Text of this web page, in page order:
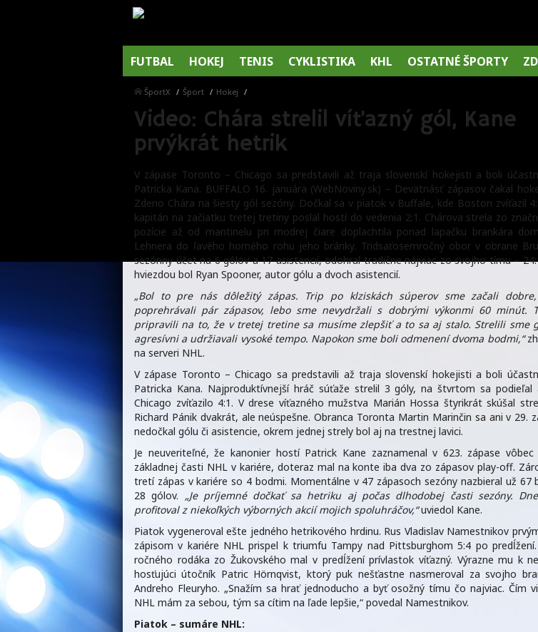
FUTBAL HOKEJ TENIS CYKLISTIKA KHL OSTATNÉ ŠPORTY
ŠportX Šport Hokej
Video: Chára strelil víťazný gól, Kane
prvýkrát hetrik
V zápase Toronto – Chicago sa predstavili až traja slovenskí hokejisti a boli
Patricka Kana. BUFFALO 16. januára (WebNoviny.sk) – Devätnásť zápasov čakal
Zdeno Chára na šiesty gól sezóny. Dočkal sa v piatok v Buffale, kde Boston zvíťazil
kapitán na začiatku tretej tretiny poslal hostí do vedenia 2:1. Chárova strela zo
pozície až od mantinelu pri modrej čiare doplachtila ponad lapačku brankára
Lehnera do ľavého horného rohu jeho bránky. Tridsaťosemročný obor v obrane
sezónny účet na 6 gólov a 17 asistencií, odohral tradične najviac zo svojho tímu –
hviezdou bol Ryan Spooner, autor gólu a dvoch asistencií.
„Bol to pre nás dôležitý zápas. Trip po klziskách súperov sme začali
poprehrávali pár zápasov, lebo sme nevydržali s dobrými výkonmi 60 minút.
pripravili na to, že v tretej tretine sa musíme zlepšiť a to sa aj stalo. Strelili sme
agresívni a udržiavali vysoké tempo. Napokon sme boli odmenení dvoma bodmi,“
na serveri NHL.
V zápase Toronto – Chicago sa predstavili až traja slovenskí hokejisti a boli
Patricka Kana. Najproduktívnejší hráč súťaže strelil 3 góly, na štvrtom sa podieľal
Chicago zvíťazilo 4:1. V drese víťazného mužstva Marián Hossa štyrikrát skúšal
Richard Pánik dvakrát, ale neúspešne. Obranca Toronta Martin Marinčin sa ani v 29.
nedočkal gólu či asistencie, okrem jednej strely bol aj na trestnej lavici.
Je neuveriteľné, že kanonier hostí Patrick Kane zaznamenal v 623. zápase
základnej časti NHL v kariére, doteraz mal na konte iba dva zo zápasov play-off.
tretí zápas v kariére so 4 bodmi. Momentálne v 47 zápasoch sezóny nazbieral už 67
28 gólov. „Je príjemné dočkať sa hetriku aj počas dlhodobej časti sezóny.
profitoval z niekoľkých výborných akcií mojich spoluhráčov,“uviedol Kane.
Piatok vygeneroval ešte jedného hetrikového hrdinu. Rus Vladislav Namestnikov
zápisom v kariére NHL prispel k triumfu Tampy nad Pittsburghom 5:4 po
ročného rodáka zo Žukovského mal v predĺžení prívlastok víťazný. Výrazne mu k
hosťujúci útočník Patric Hörnqvist, ktorý puk nešťastne nasmeroval za svojho
Andreho Fleuryho. „Snažím sa hrať jednoducho a byť osožný tímu čo najviac. Čím
NHL mám za sebou, tým sa cítim na ľade lepšie,“ povedal Namestnikov.
Piatok – sumáre NHL: